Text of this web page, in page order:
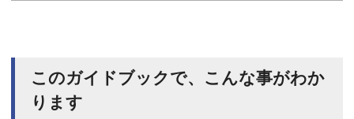
このガイドブックで、こんな事がわか
ります